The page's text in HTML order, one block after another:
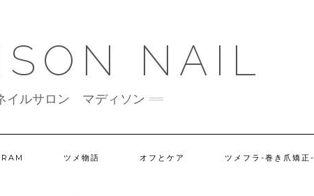
NAIL
イルサロン マディソン
ツメ物語 オフとケア ツメフラ-巻き爪矯正-